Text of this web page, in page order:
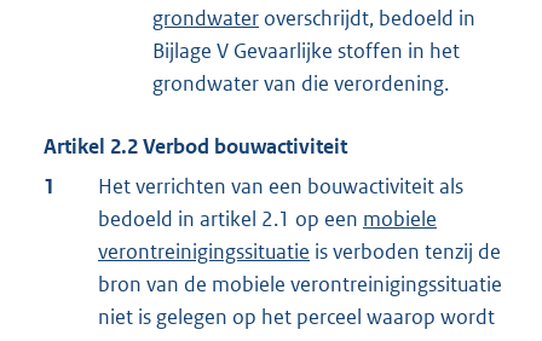
grondwater overschrijdt, bedoeld in
Bijlage V Gevaarlijke stoffen in het
grondwater van die verordening.
Artikel 2.2Verbod bouwactiviteit
1
Het verrichten van een bouwactiviteit als
bedoeld in artikel 2.1 op een mobiele
verontreinigingssituatie is verboden tenzij de
bron van de mobiele verontreinigingssituatie
niet is gelegen op het perceel waarop wordt